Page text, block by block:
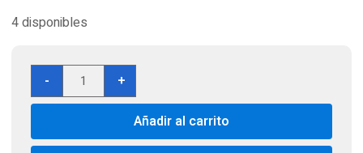
4 disponibles
-
Maleta
Pelican
Case
Yellow
+
Añadir al carrito